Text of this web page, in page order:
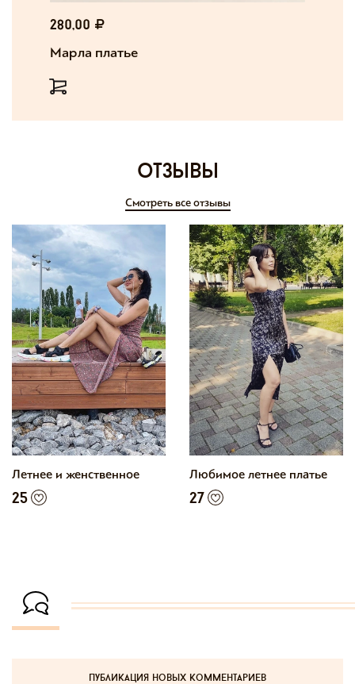
280,00
Марла платье
отзывы
Смотреть все отзывы
Летнее и женственное
25
Любимое летнее платье
27
публикация новых комментариев